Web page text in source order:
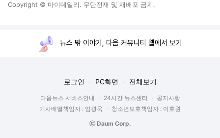
Copyright © 마이데일리. 무단전재 및 재배포 금지.
뉴스 밖 이야기, 다음 커뮤니티 웹에서 보기
로그인 PC화면 전체보기
다음뉴스 서비스안내 24시간 뉴스센터
공지사항
기사배열책임자 : 임광욱
청소년보호책임자 : 이호원
ⓒ Daum Corp.